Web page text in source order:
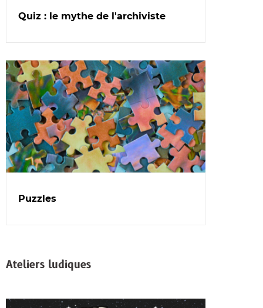
Quiz : le mythe de l'archiviste
Puzzles
Ateliers ludiques